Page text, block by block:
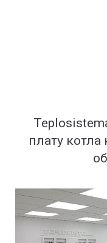
плату